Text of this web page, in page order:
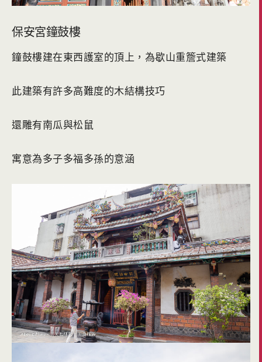
保安宮鐘鼓樓
鐘鼓樓建在東西護室的頂上，為歇山重簷式建築
此建築有許多高難度的木結構技巧
還雕有南瓜與松鼠
寓意為多子多福多孫的意涵